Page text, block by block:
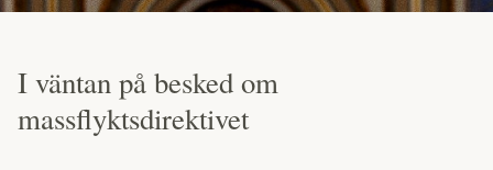
I väntan på besked om
massflyktsdirektivet